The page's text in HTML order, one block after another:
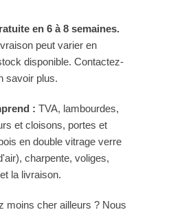
en 6 à 8 semaines.
peut varier en
disponible. Contactez-
savoir plus.
: TVA, lambourdes,
et cloisons, portes et
en double vitrage verre
charpente, voliges,
la livraison.
moins cher ailleurs ? Nous